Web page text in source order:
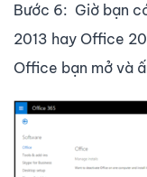
Bước 6: Giờ bạn
2013 hay Office
Office bạn mở và